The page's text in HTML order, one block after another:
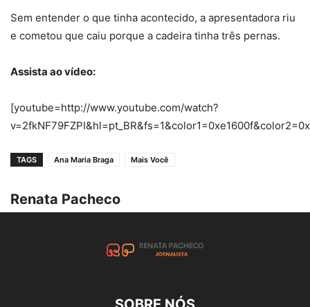
Sem entender o que tinha acontecido, a apresentadora riu
e cometou que caiu porque a cadeira tinha três pernas.
Assista ao vídeo:
[youtube=http://www.youtube.com/watch?
TAGS Ana Maria Braga Mais Você
Renata Pacheco